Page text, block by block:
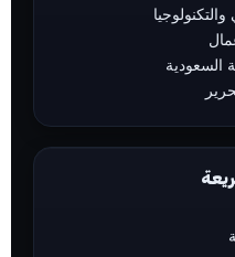
السعودية